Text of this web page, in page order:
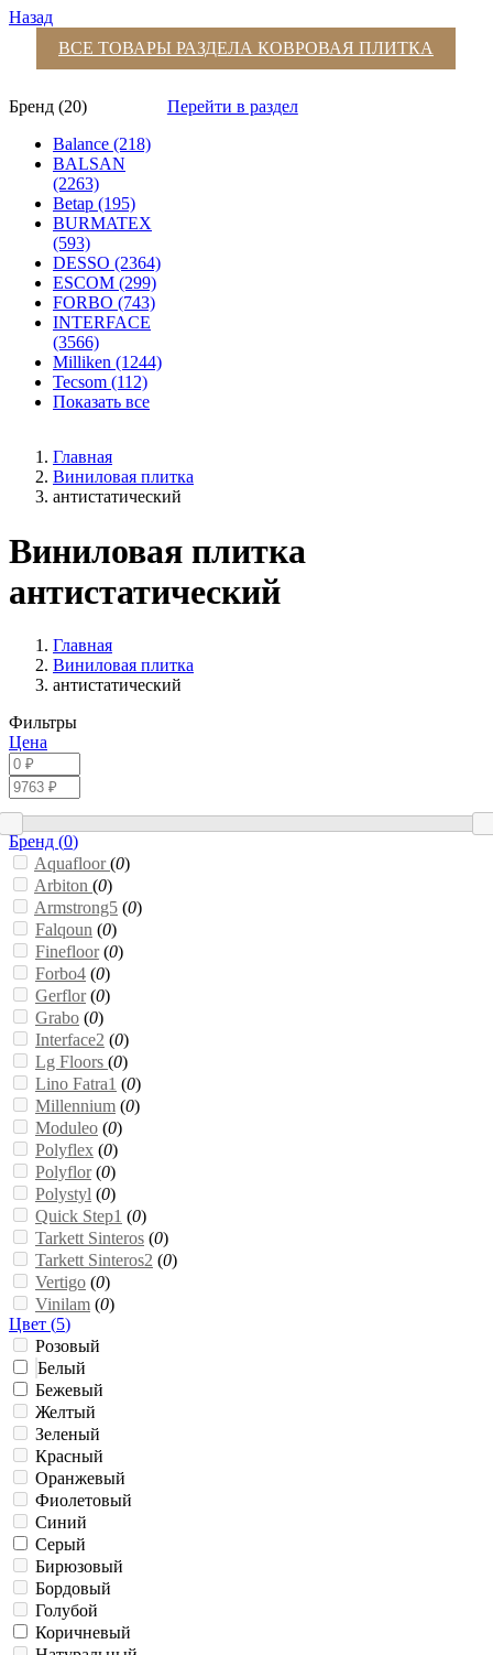
Назад
ВСЕ ТОВАРЫ РАЗДЕЛА КОВРОВАЯ ПЛИТКА
Бренд (20)
Balance (218)
BALSAN
(2263)
Betap (195)
BURMATEX
(593)
DESSO (2364)
ESCOM (299)
FORBO (743)
INTERFACE
(3566)
Milliken (1244)
Tecsom (112)
Показать все
Перейти в раздел
Главная
Виниловая плитка
антистатический
Виниловая плитка
антистатический
Главная
Виниловая плитка
антистатический
Фильтры
Цена
Бренд (0)
Aquafloor(0)
Arbiton (0)
Armstrong5 (0)
Falqoun (0)
Finefloor(0)
Forbo4 (0)
Gerflor(0)
Grabo (0)
Interface2 (0)
Lg Floors (0)
Lino Fatra1 (0)
Millennium (0)
Moduleo (0)
Polyflex (0)
Polyflor(0)
Polystyl (0)
Quick Step1 (0)
Tarkett Sinteros (0)
Tarkett Sinteros2 (0)
Vertigo (0)
Vinilam (0)
Цвет (5)
Розовый
Белый
Бежевый
Желтый
Зеленый
Красный
Оранжевый
Фиолетовый
Синий
Серый
Бирюзовый
Бордовый
Голубой
Коричневый